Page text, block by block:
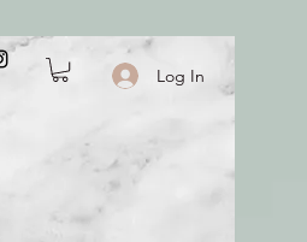
Log In